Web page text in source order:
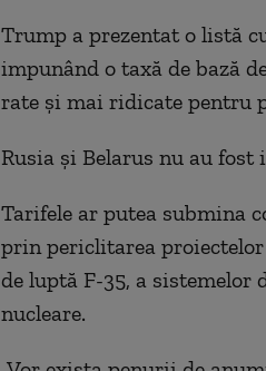
Trump a prezentat o listă
impunând o taxă de bază
rate și mai ridicate pentru
Rusia și Belarus nu au fost
Tarifele ar putea submina
prin periclitarea
de luptă F-35, a
nucleare.